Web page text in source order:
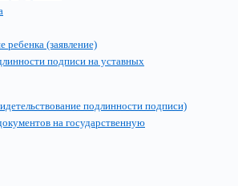
ребенка (заявление)
подписи на уставных
подлинности подписи)
на государственную